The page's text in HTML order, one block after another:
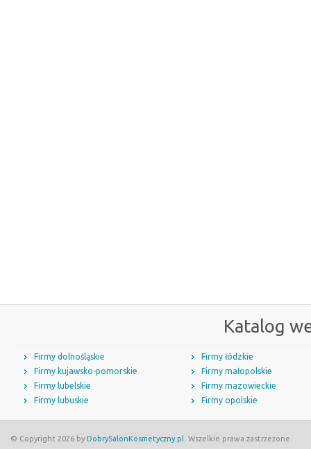
Katalog
Firmy dolnośląskie
Firmy kujawsko-pomorskie
Firmy lubelskie
Firmy lubuskie
Firmy łódzkie
Firmy małopolskie
Firmy mazowieckie
Firmy opolskie
© Copyright 2026 by DobrySalonKosmetyczny.pl . Wszelkie prawa zastrzeżone.